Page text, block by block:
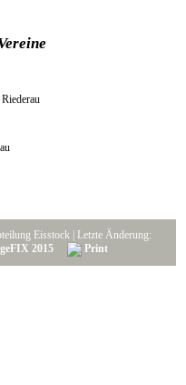
Eisstock | Letzte Änderung:
2015 Print